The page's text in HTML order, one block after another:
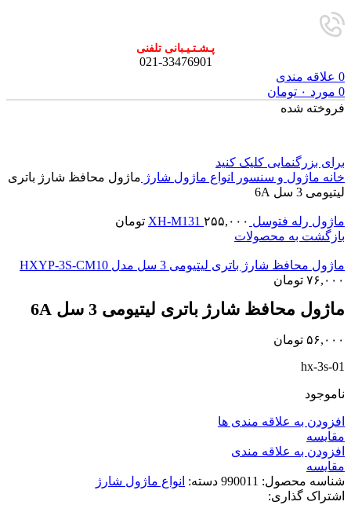
پـشـتـیـبانی تلفنی
021-33476901
0 علاقه مندی
0 مورد ۰ تومان
فروخته شده
برای بزرگنمایی کلیک کنید
خانه ماژول و سنسور انواع ماژول شارژ ماژول محافظ شارژ باتری
لیتیومی 3 سل 6A
ماژول رله فتوسل XH-M131 ۲۵۵,۰۰۰
تومان
بازگشت به محصولات
ماژول محافظ شارژ باتری لیتیومی 3 سل مدل HXYP-3S-CM10
۷۶,۰۰۰ تومان
ماژول محافظ شارژ باتری لیتیومی 3 سل 6A
۵۶,۰۰۰ تومان
hx-3s-01
ناموجود
افزودن به علاقه مندی ها
مقايسه
افزودن به علاقه مندی
مقایسه
شناسه محصول: 990011 دسته: انواع ماژول شارژ
اشتراک گذاری: